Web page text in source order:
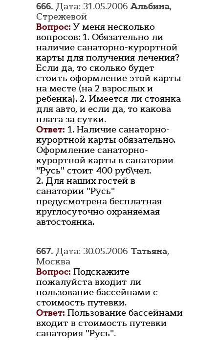
666. Дата: 31.05.2006Альбина,
Стрежевой
Вопрос: У меня несколько
вопросов: 1. Обязательно ли
наличие санаторно-курортной
карты для получения лечения?
Если да, то сколько будет
стоить оформление этой карты
на месте (на 2 взрослых и
ребенка). 2. Имеется ли стоянка
для авто, и если да, то какова
плата за сутки.
Ответ: 1. Наличие санаторно-
курортной карты обязательно.
Оформление санаторно-
курортной карты в санатории
"Русь" стоит 400 руб\чел.
2. Для наших гостей в
санатории "Русь"
предусмотрена бесплатная
круглосуточно охраняемая
автостоянка.
667. Дата: 30.05.2006 Татьяна,
Москва
Вопрос: Подскажите
пожалуйста входит ли
пользование бассейнами с
стоимость путевки.
Ответ: Пользование бассейнами
входит в стоимость путевки
санатория "Русь".